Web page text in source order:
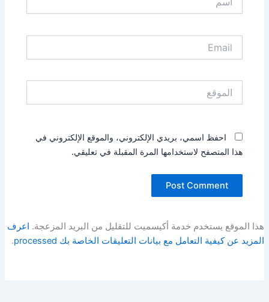
احفظ اسمي، بريدي الإلكتروني، والموقع الإلكتروني في
هذا المتصفح لاستخدامها المرة المقبلة في تعليقي.
هذا الموقع يستخدم خدمة أكيسميت للتقليل من البريد المزعجة. اعرف
المزيد عن كيفية التعامل مع بيانات التعليقات الخاصة بك processed
.